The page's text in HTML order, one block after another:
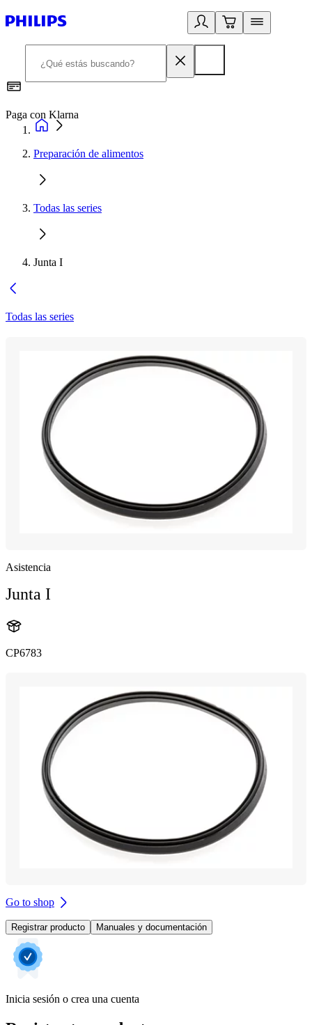
Paga con Klarna
Preparación de alimentos
Todas las series
Junta I
Todas las series
Asistencia
Junta I
CP6783
Go to shop
Registrar producto Manuales y documentación
Inicia sesión o crea una cuenta